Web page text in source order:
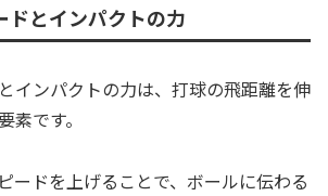
ドとインパクトの力
インパクトの力は、打球の飛距離を伸
素です。
ードを上げることで、ボールに伝わる